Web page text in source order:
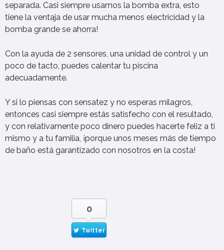
separada. Casi siempre usamos la bomba extra, esto
tiene la ventaja de usar mucha menos electricidad y la
bomba grande se ahorra!
Con la ayuda de 2 sensores, una unidad de control y un
poco de tacto, puedes calentar tu piscina
adecuadamente.
Y si lo piensas con sensatez y no esperas milagros,
entonces casi siempre estás satisfecho con el resultado,
y con relativamente poco dinero puedes hacerte feliz a ti
mismo y a tu familia, ¡porque unos meses más de tiempo
de baño está garantizado con nosotros en la costa!
0
Twitter